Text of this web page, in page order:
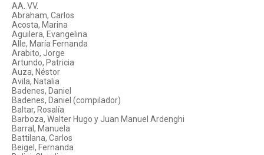
AA. VV.
Abraham, Carlos
Acosta, Marina
Aguilera, Evangelina
Alle, María Fernanda
Arabito, Jorge
Artundo, Patricia
Auza, Néstor
Avila, Natalia
Badenes, Daniel
Badenes, Daniel (compilador)
Baltar, Rosalía
Barboza, Walter Hugo y Juan Manuel Ardenghi
Barral, Manuela
Battilana, Carlos
Beigel, Fernanda